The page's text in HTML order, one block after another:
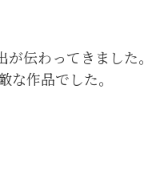
伝わってきました。
作品でした。